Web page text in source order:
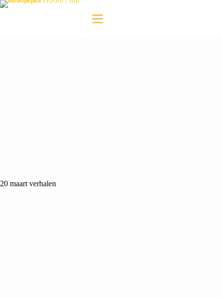
20 maart verhalen